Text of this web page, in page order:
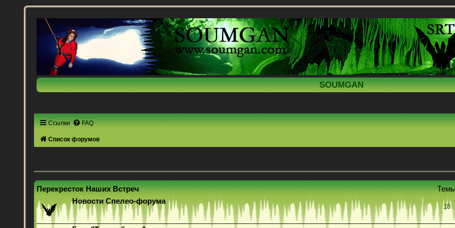
SOUMGAN
Ссылки FAQ
Список форумов
Перекресток Наших Встреч
Новости Спелео-форума
18